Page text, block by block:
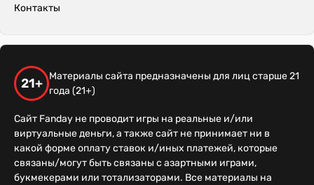
Контакты
21+
Материалы сайта предназначены для лиц старше 21
года (21+)
Сайт Fanday не проводит игры на реальные и/или
виртуальные деньги, а также сайт не принимает ни в
какой форме оплату ставок и/иных платежей, которые
связаны/могут быть связаны с азартными играми,
букмекерами или тотализаторами. Все материалы на